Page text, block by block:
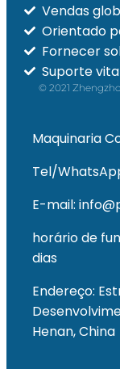
Vendas
Orientado
Fornecer
Suporte
© 2021
Maquinaria
Tel/
E-mail:
horário de
dias
Endereço:
Henan, China